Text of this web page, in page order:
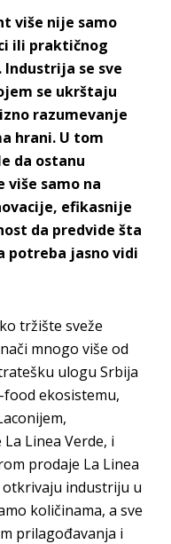
više nije samo
ili praktičnog
se sve
se ukrštaju
razumevanje
hrani. U tom
da ostanu
više samo na
efikasnije
da predvide šta
potreba jasno vidi
tržište sveže
mnogo više od
ulogu Srbija
ekosistemu,
Linea Verde, i
prodaje La Linea
otkrivaju industriju u
količinama, a sve
prilagođavanja i